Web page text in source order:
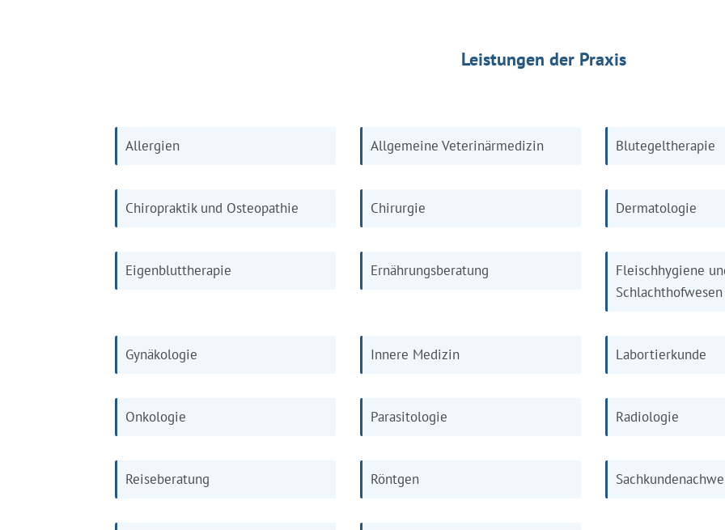
Leistungen der Praxis
Allergien Allgemeine Veterinärmedizin Blutegeltherapie
Chiropraktik und Osteopathie Chirurgie Dermatologie
Eigenbluttherapie Ernährungsberatung
Fleischhygiene
Schlachthofwesen
Gynäkologie Innere Medizin Labortierkunde
Onkologie Parasitologie Radiologie
Reiseberatung Röntgen